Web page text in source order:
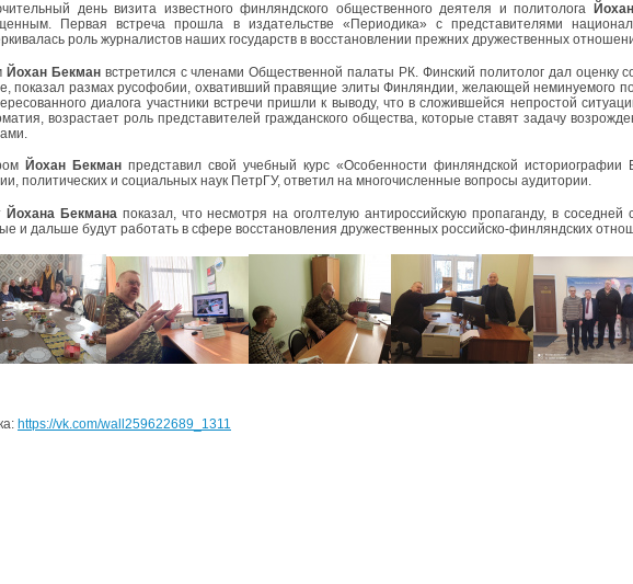
день визита известного финляндского общественного деятеля и политолога
Первая встреча прошла в издательстве «Периодика» с представителями
роль журналистов наших государств в восстановлении прежних дружественных
Йохан Бекманвстретился с членами Общественной палаты РК. Финский политолог дал оценку
показал размах русофобии, охвативший правящие элиты Финляндии, желающей неминуемого
диалога участники встречи пришли к выводу, что в сложившейся непростой
возрастает роль представителей гражданского общества, которые ставят задачу
Йохан Бекман представил свой учебный курс «Особенности финляндской
политических и социальных наук ПетрГУ, ответил на многочисленные вопросы аудитории.
Йохана Бекманапоказал, что несмотря на оголтелую антироссийскую пропаганду, в
и дальше будут работать в сфере восстановления дружественных российско-финляндских
https://vk.com/wall259622689_1311